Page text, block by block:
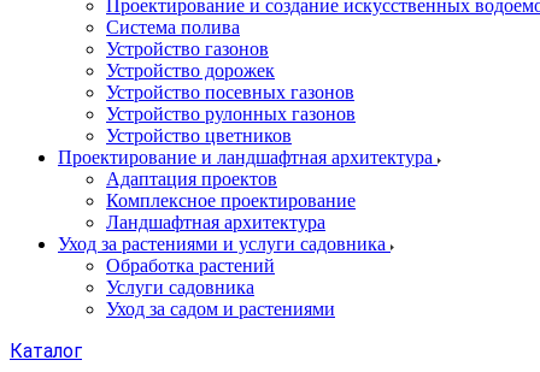
Проектирование и создание искусственных
Система полива
Устройство газонов
Устройство дорожек
Устройство посевных газонов
Устройство рулонных газонов
Устройство цветников
Проектирование и ландшафтная архитектура
Адаптация проектов
Комплексное проектирование
Ландшафтная архитектура
Уход за растениями и услуги садовника
Обработка растений
Услуги садовника
Уход за садом и растениями
Каталог